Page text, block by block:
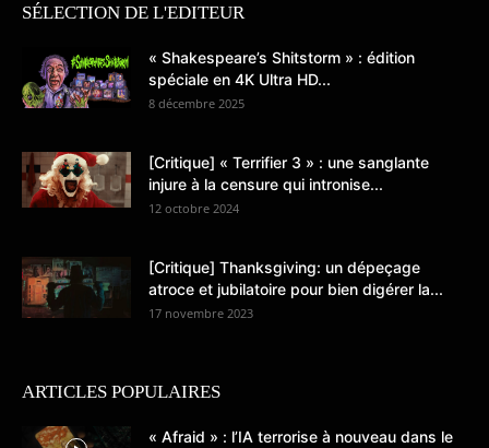
SÉLECTION DE L'EDITEUR
« Shakespeare’s Shitstorm » : édition
spéciale en 4K Ultra HD...
8 décembre 2025
[Critique] « Terrifier 3 » : une sanglante
injure à la censure qui intronise...
12 octobre 2024
[Critique] Thanksgiving: un dépeçage
atroce et jubilatoire pour bien digérer la...
17 novembre 2023
ARTICLES POPULAIRES
« Afraid » : l’IA terrorise à nouveau dans le